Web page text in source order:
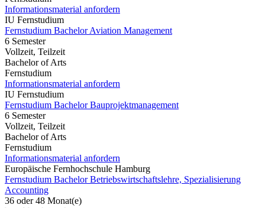
Informationsmaterial anfordern
IU Fernstudium
Fernstudium Bachelor Aviation Management
6 Semester
Vollzeit, Teilzeit
Bachelor of Arts
Fernstudium
Informationsmaterial anfordern
IU Fernstudium
Fernstudium Bachelor Bauprojektmanagement
6 Semester
Vollzeit, Teilzeit
Bachelor of Arts
Fernstudium
Informationsmaterial anfordern
Europäische Fernhochschule Hamburg
Fernstudium Bachelor Betriebswirtschaftslehre, Spezialisierung
Accounting
36 oder 48 Monat(e)